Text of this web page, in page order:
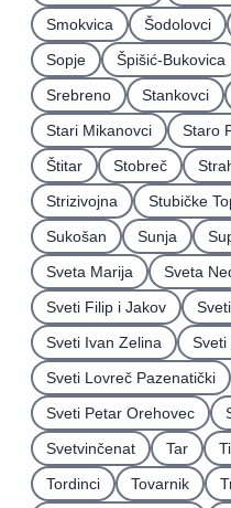
Smokvica
Šodolovci
Sopje
Špišić-Bukovica
Srebreno
Stankovci
Stari Mikanovci
Staro
Štitar
Stobreč
Strizivojna
Stubičke
Sukošan
Sunja
Sveta Marija
Sveta
Sveti Filip i Jakov
Sveti Ivan Zelina
Sveti
Sveti Lovreč Pazenatički
Sveti Petar Orehovec
Svetvinčenat
Tar
Tordinci
Tovarnik